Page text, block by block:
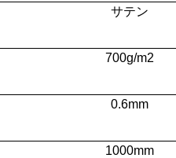
サテン
700g/m2
0.6mm
1000mm